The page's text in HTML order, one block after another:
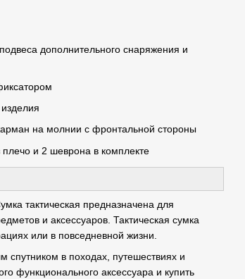
дополнительного снаряжения и
на молнии с фронтальной стороны
и 2 шеврона в комплекте
тактическая предназначена для
и аксессуаров. Тактическая сумка
или в повседневной жизни.
спутником в походах, путешествиях и
функционального аксессуара и купить